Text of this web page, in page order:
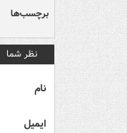
برچسب‌ها
نظر شما
نام
ایمیل